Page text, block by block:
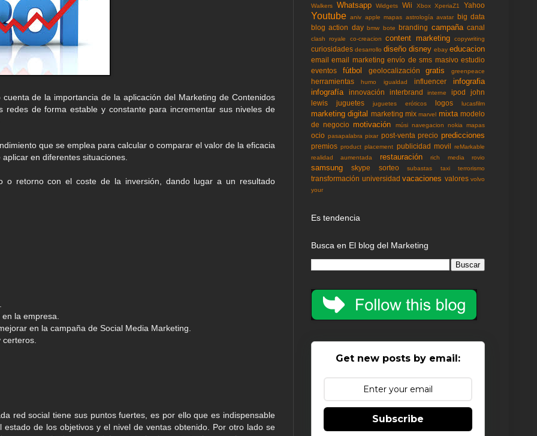
de la importancia de la aplicación del Marketing de Contenidos
de forma estable y constante para incrementar sus niveles de
que se emplea para calcular o comparar el valor de la eficacia
en diferentes situaciones.
o retorno con el coste de la inversión, dando lugar a un resultado
la empresa.
en la campaña de Social Media Marketing.
certeros.
red social tiene sus puntos fuertes, es por ello que es indispensable
de los objetivos y el nivel de ventas obtenido. Por otro lado se
Walkers Whatsapp Widgets Wii Xbox XperiaZ1 Yahoo
Youtube aniv apple mapas astrología avatar
big data
blog action day bmw bote branding campaña canal
clash royale co-creacion content marketing copywriting
curiosidades desarrollo diseño disney ebay educacion
email email marketing envío de sms masivo estudio
eventos
fútbol geolocalización gratis greenpeace
herramientas humo igualdad influencer
infografia
infografía
innovación interbrand interne ipod
john
lewis
juguetes juguetes eróticos logos lucasfilm
marketing digital marketing mix marvel mixta modelo
de negocio motivación músi navegacion nokia mapas
ocio pasapalabra pixar post-venta precio predicciones
premios product placement publicidad movil
reMarkable
realidad aumentada
restauración rich media rovio
samsung skype sorteo subastas taxi terrorismo
transformación universidad vacaciones valores volvo
your
Es tendencia
Busca en El blog del Marketing
Get new posts by email:
Subscribe